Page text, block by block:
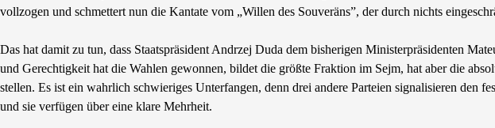
vollzogen und schmettert nun die Kantate vom „Willen des Souveräns”, der durch nichts
Das hat damit zu tun, dass Staatspräsident Andrzej Duda dem bisherigen Ministerpräsidenten
und Gerechtigkeit hat die Wahlen gewonnen, bildet die größte Fraktion im Sejm, hat aber die
stellen. Es ist ein wahrlich schwieriges Unterfangen, denn drei andere Parteien signalisieren
und sie verfügen über eine klare Mehrheit.